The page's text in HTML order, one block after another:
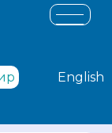
English